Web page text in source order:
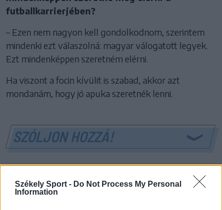
Székely Sport - Do Not Process My Personal
Information
futballkarrierjében?
– Ezen nem nagyon kell gondolkodnom, szerintem
mindenki ezt válaszolná: magyar válogatott legyek.
Ezt mindenképpen szeretném elérni.
Ha viszont a focin kívülit is szabad, akkor azt
mondanám, hogy jó apuka szeretnék lenni.
SZÓLJON HOZZÁ!
24 ÓRA LEGOLVASOTTABB